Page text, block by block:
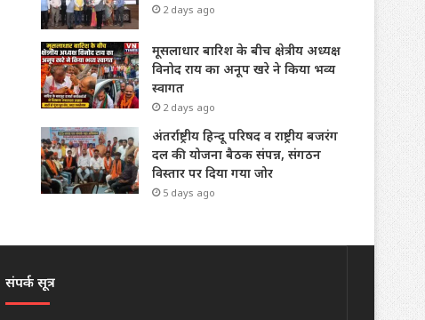
2 days ago
मूसलाधार बारिश के बीच क्षेत्रीय अध्यक्ष
विनोद राय का अनूप खरे ने किया भव्य
स्वागत
2 days ago
अंतर्राष्ट्रीय हिन्दू परिषद व राष्ट्रीय बजरंग
दल की योजना बैठक संपन्न, संगठन
विस्तार पर दिया गया जोर
5 days ago
संपर्क सूत्र